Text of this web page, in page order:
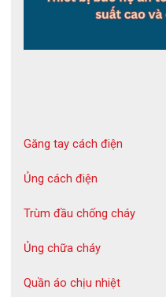
Găng tay cách điện
Ủng cách điện
Trùm đầu chống cháy
Ủng chữa cháy
Quần áo chịu nhiệt